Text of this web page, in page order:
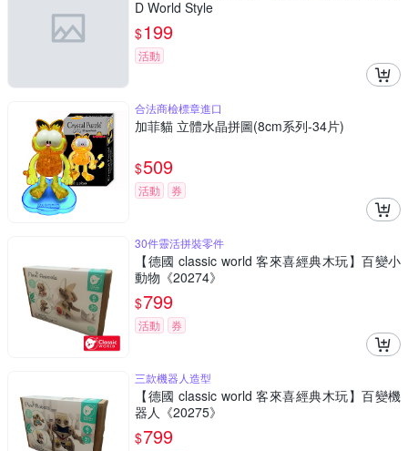
D World Style
$199
活動
合法商檢標章進口
加菲貓 立體水晶拼圖(8cm系列-34片)
$509
活動 券
30件靈活拼裝零件
【德國 classic world 客來喜經典木玩】百變小
動物《20274》
$799
活動 券
三款機器人造型
【德國 classic world 客來喜經典木玩】百變機
器人《20275》
$799